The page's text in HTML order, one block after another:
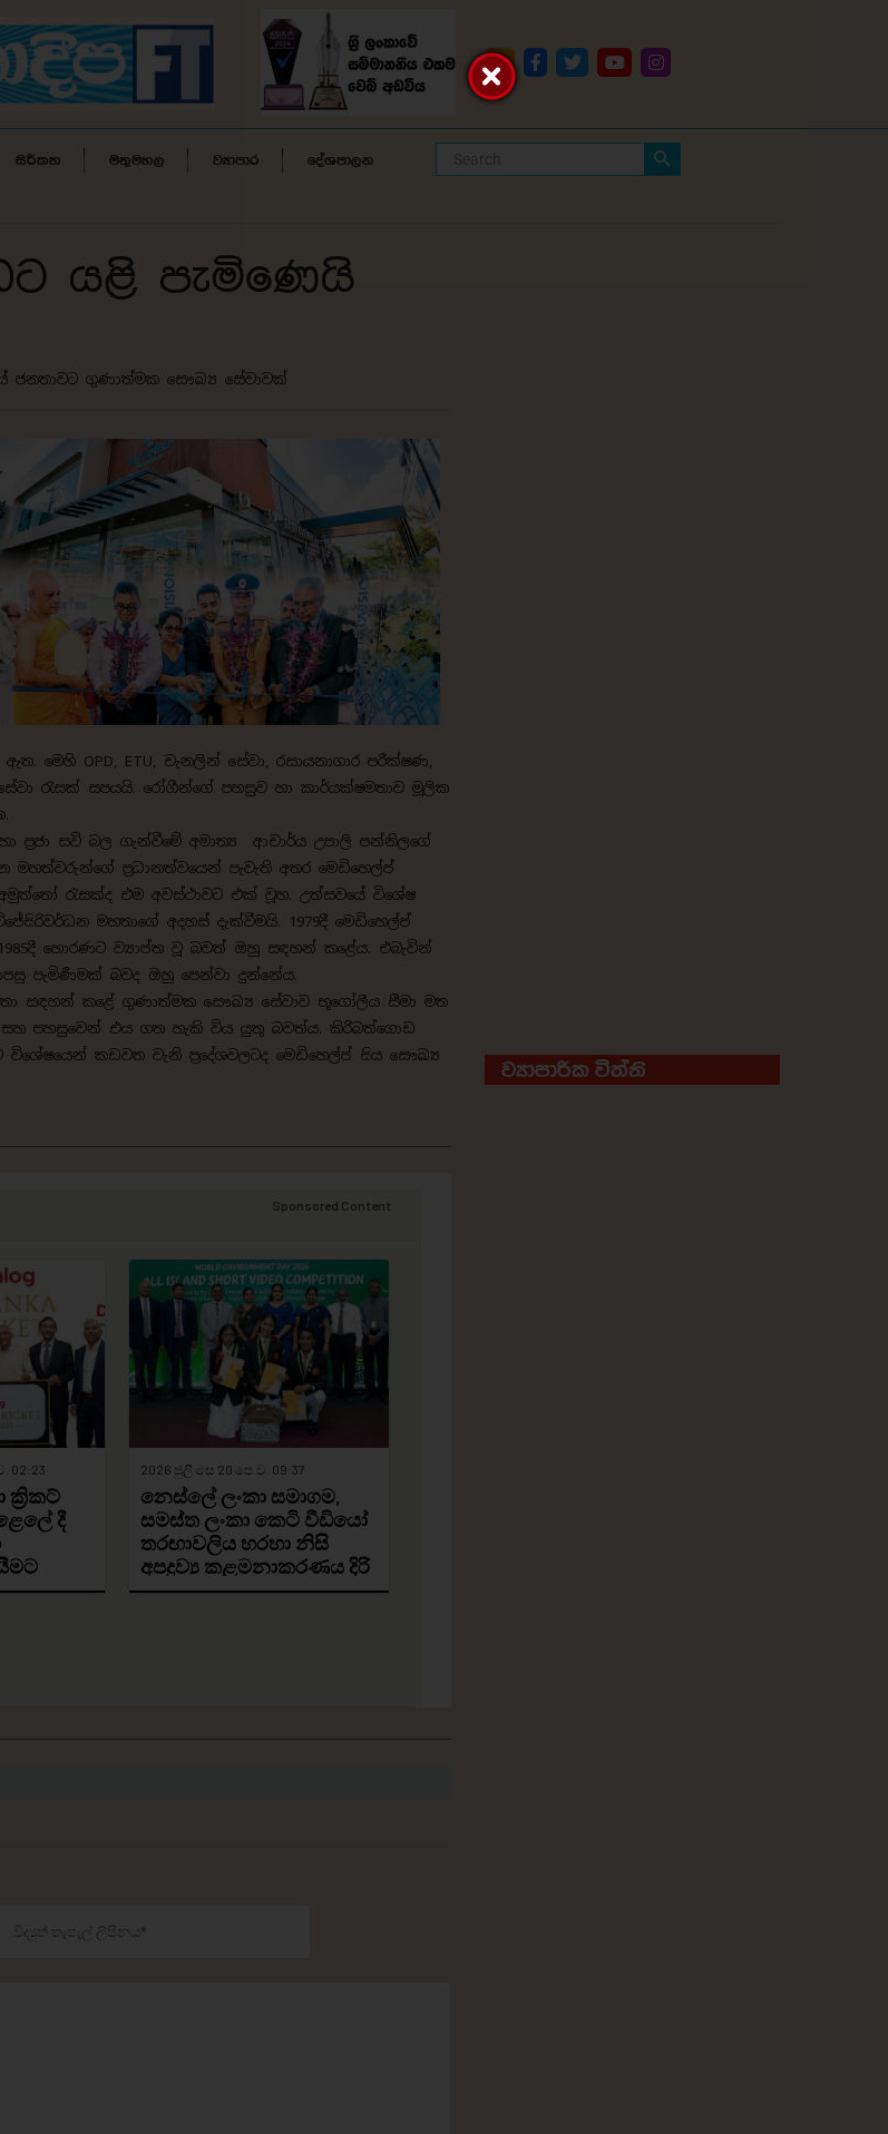
සිරිකත මතුමහල ව්‍යාපාර දේශපාලන
යළි පැමිණෙයි
ජනතාවට ගුණාත්මක සෞඛ්‍ය සේවාවක්
මෙහි OPD, ETU, චැනලින් සේවා, රසායනාගාර පරීක්ෂණ,
රැසක් සපයයි. රෝගීන්ගේ පහසුව හා කාර්යක්ෂමතාව මූලික
ප්‍රජා සවි බල ගැන්වීමේ අමාත්‍ය ආචාර්ය උපාලි පන්නිලගේ
මහත්වරුන්ගේ ප්‍රධානත්වයෙන් පැවැති අතර මෙඩිහෙල්ප්
රැසක්ද එම අවස්ථාවට එක් වූහ. උත්සවයේ විශේෂ
මහතාගේ අදහස් දැක්වීමයි. 1979දී මෙඩිහෙල්ප්
හොරණට ව්‍යාප්ත වූ බවත් ඔහු සඳහන් කළේය. එබැවින්
පැමිණීමක් බවද ඔහු පෙන්වා දුන්නේය.
සඳහන් කළේ ගුණාත්මක සෞඛ්‍ය සේවාව භූගෝලීය සීමා මත
පහසුවෙන් එය ගත හැකි විය යුතු බවත්ය. කිරිබත්ගොඩ
කඩවත වැනි ප්‍රදේශවලටද මෙඩිහෙල්ප් සිය සෞඛ්‍ය
ව්‍යාපාරික විත්ති